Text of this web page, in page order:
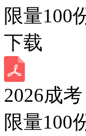
限量100
下载
2026成
限量100